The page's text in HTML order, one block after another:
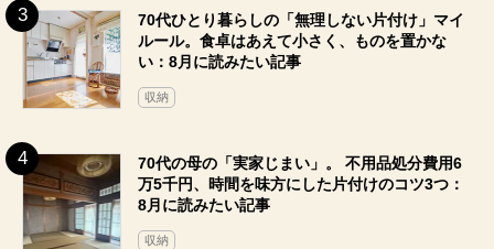
70代ひとり暮らしの「無理しない片付け」マイ
ルール。食卓はあえて小さく、ものを置かな
い：8月に読みたい記事
収納
70代の母の「実家じまい」。 不用品処分費用6
万5千円、時間を味方にした片付けのコツ3つ：
8月に読みたい記事
収納